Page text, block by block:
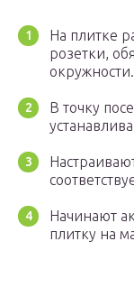
На плитке
розетки,
окружности.
В точку
Начинают
плитку на